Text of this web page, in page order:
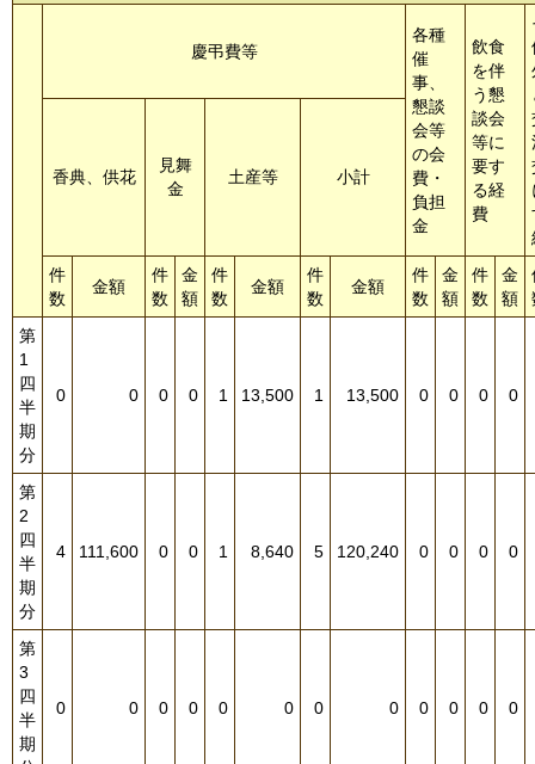
慶弔費等
各種
催
事、
懇談
会等
の会
費・
負担
金
飲食
を伴
う懇
談会
等に
要す
る経
費
香典、供花
見舞
金
土産等 小計
件
数
金額
件
数
金
額
件
数
金額
件
数
金額
件
数
金
額
件
数
金
額
第
1
四
半
期
分
0 0 0 0 1 13,500 1 13,500 0 0 0 0
第
2
四
半
期
分
4 111,600 0 0 1 8,640 5 120,240 0 0 0 0
第
3
四
半
期
0 0 0 0 0 0 0 0 0 0 0 0